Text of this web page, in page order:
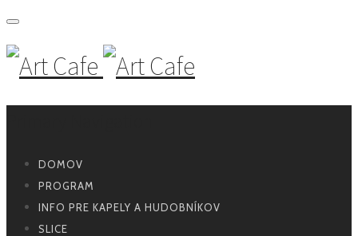
DOMOV
PROGRAM
INFO PRE KAPELY A HUDOBNÍKOV
SLICE